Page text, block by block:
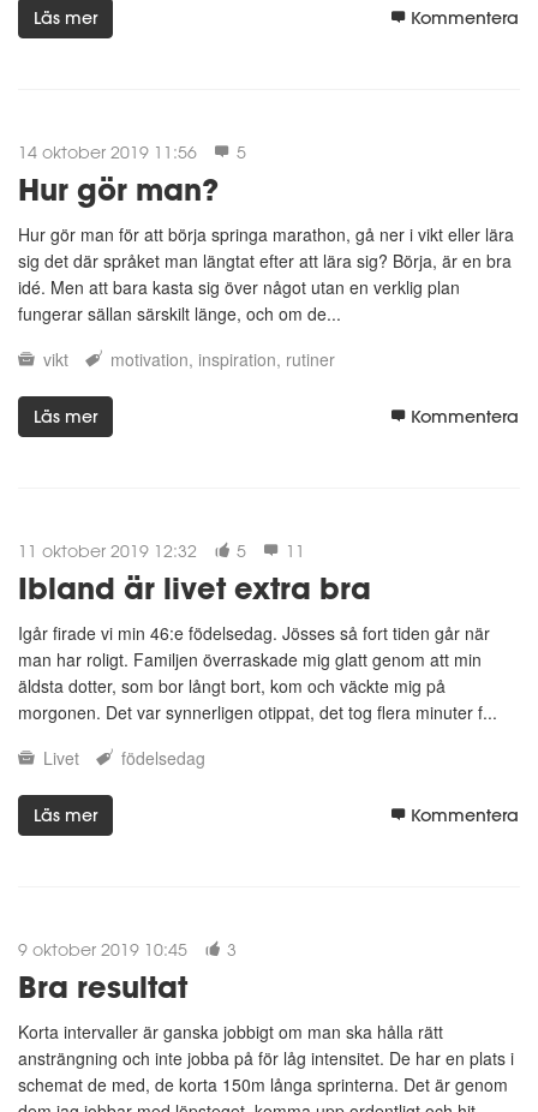
Läs mer Kommentera
14 oktober 2019 11:56 5
Hur gör man?
Hur gör man för att börja springa marathon, gå ner i vikt eller lära
sig det där språket man längtat efter att lära sig? Börja, är en bra
idé. Men att bara kasta sig över något utan en verklig plan
fungerar sällan särskilt länge, och om de...
vikt
motivation inspiration rutiner
Läs mer Kommentera
11 oktober 2019 12:32 5 11
Ibland är livet extra bra
Igår firade vi min 46:e födelsedag. Jösses så fort tiden går när
man har roligt. Familjen överraskade mig glatt genom att min
äldsta dotter, som bor långt bort, kom och väckte mig på
morgonen. Det var synnerligen otippat, det tog flera minuter f...
Livet
födelsedag
Läs mer Kommentera
9 oktober 2019 10:45 3
Bra resultat
Korta intervaller är ganska jobbigt om man ska hålla rätt
ansträngning och inte jobba på för låg intensitet. De har en plats i
schemat de med, de korta 150m långa sprinterna. Det är genom